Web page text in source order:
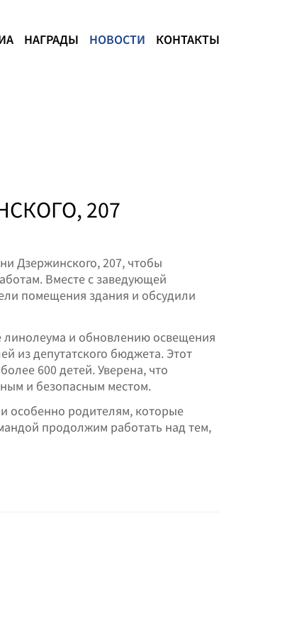
НАГРАДЫ НОВОСТИ КОНТАКТЫ
207
Дзержинского, 207, чтобы
Вместе с заведующей
помещения здания и обсудили
линолеума и обновлению освещения
из депутатского бюджета. Этот
600 детей. Уверена, что
и безопасным местом.
особенно родителям, которые
продолжим работать над тем,